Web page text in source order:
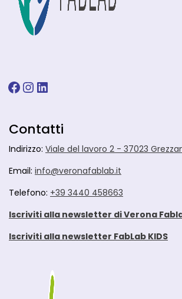
Facebook
Instagram
LinkedIn
Contatti
Indirizzo: Viale del lavoro 2 - 37023
Email: info@veronafablab.it
Telefono: +39 3440 458663
Iscriviti alla newsletter di Verona
Iscriviti alla newsletter FabLab KIDS